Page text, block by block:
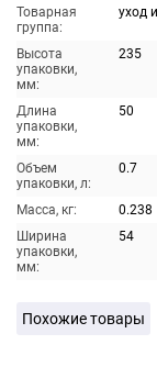
Товарная
группа:
уход
Высота
упаковки,
мм:
235
Длина
упаковки,
мм:
50
Объем
упаковки, л:
0.7
Масса, кг:
0.238
Ширина
упаковки,
мм:
54
Похожие товары